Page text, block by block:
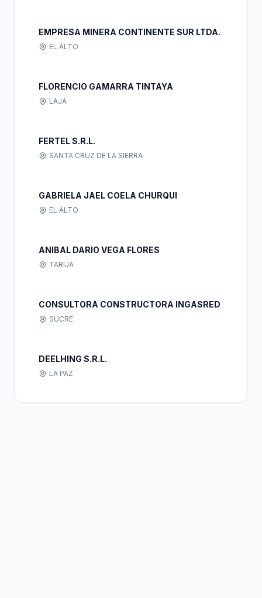
EMPRESA MINERA CONTINENTE SUR LTDA.
EL ALTO
FLORENCIO GAMARRA TINTAYA
LAJA
FERTEL S.R.L.
SANTA CRUZ DE LA SIERRA
GABRIELA JAEL COELA CHURQUI
EL ALTO
ANIBAL DARIO VEGA FLORES
TARIJA
CONSULTORA CONSTRUCTORA INGASRED
SUCRE
DEELHING S.R.L.
LA PAZ